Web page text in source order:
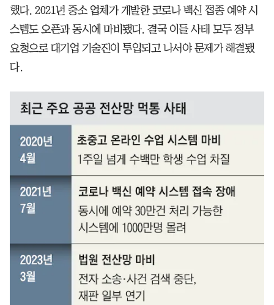
했다. 2021년 중소 업체가 개발한 코로나 백신 접종 예약 시
스템도 오픈과 동시에 마비됐다. 결국 이들 사태 모두 정부
요청으로 대기업 기술진이 투입되고 나서야 문제가 해결됐
다.